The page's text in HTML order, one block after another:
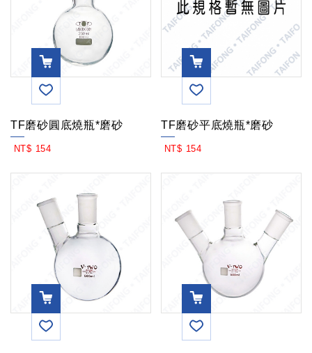
TF磨砂圓底燒瓶*磨砂
NT$ 154
VIEW
MOR TF磨砂平底燒瓶*磨砂
NT$ 154
VIEW
MOR
VIEW VIEW